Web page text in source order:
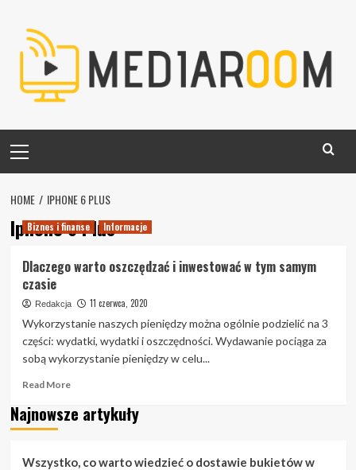
content
Menu
HOME IPHONE 6 PLUS
Iphone 6 Plus
Biznes i finanse Informacje
Dlaczego warto oszczędzać i inwestować w tym samym
czasie
Redakcja 11 czerwca, 2020
Wykorzystanie naszych pieniędzy można ogólnie podzielić na 3
części: wydatki, wydatki i oszczędności. Wydawanie pociąga za
sobą wykorzystanie pieniędzy w celu...
Read MoreRead
about
Dlaczego
Najnowsze artykuły
Wszystko, co warto wiedzieć o dostawie bukietów w